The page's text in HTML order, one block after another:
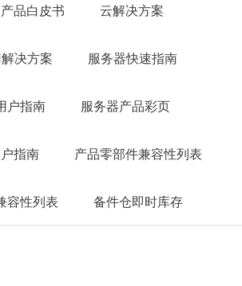
品白皮书 云解决方案
决⽅案 服务器快速指南
户指南 服务器产品彩页
指南 产品零部件兼容性列表
容性列表 备件仓即时库存